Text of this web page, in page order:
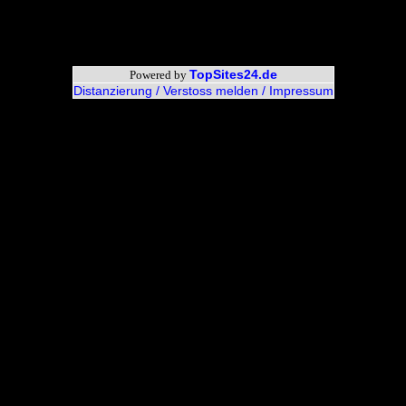
Powered by TopSites24.de
Distanzierung / Verstoss melden / Impressum